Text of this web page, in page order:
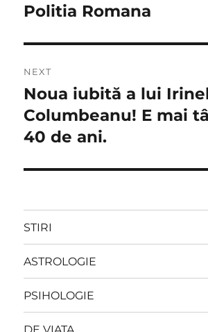
Politia Romana
NEXT
Next
post:
Noua iubită a lui
Columbeanu! E mai
40 de ani.
STIRI
ASTROLOGIE
PSIHOLOGIE
DE VIATA